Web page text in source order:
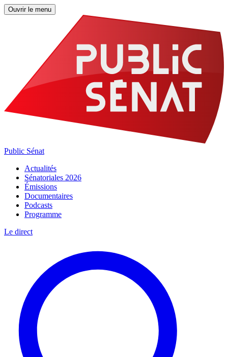
Ouvrir le menu
Public Sénat
Actualités
Sénatoriales 2026
Émissions
Documentaires
Podcasts
Programme
Le direct